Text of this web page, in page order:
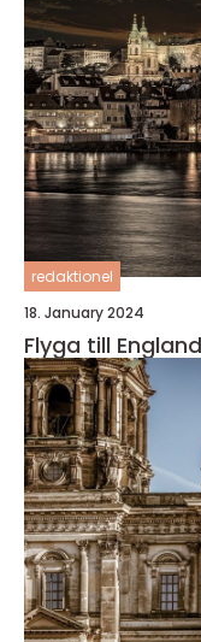
redaktionel
18. January 2024
Flyga till